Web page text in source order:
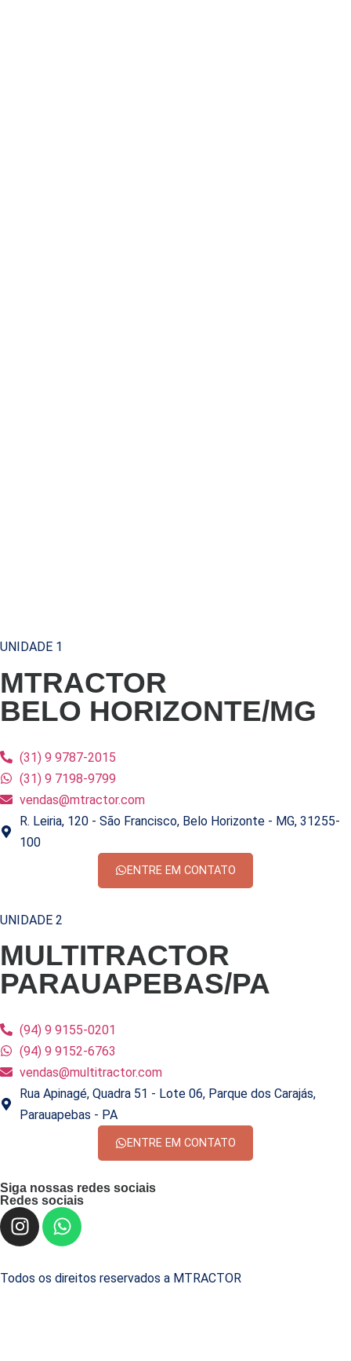
UNIDADE 1
MTRACTOR
BELO HORIZONTE/MG
(31) 9 9787-2015
(31) 9 7198-9799
vendas@mtractor.com
R. Leiria, 120 - São Francisco, Belo Horizonte - MG, 31255-
100
ENTRE EM CONTATO
UNIDADE 2
MULTITRACTOR
PARAUAPEBAS/PA
(94) 9 9155-0201
(94) 9 9152-6763
vendas@multitractor.com
Rua Apinagé, Quadra 51 - Lote 06, Parque dos Carajás,
Parauapebas - PA
ENTRE EM CONTATO
Siga nossas redes sociais
Redes sociais
Todos os direitos reservados a MTRACTOR